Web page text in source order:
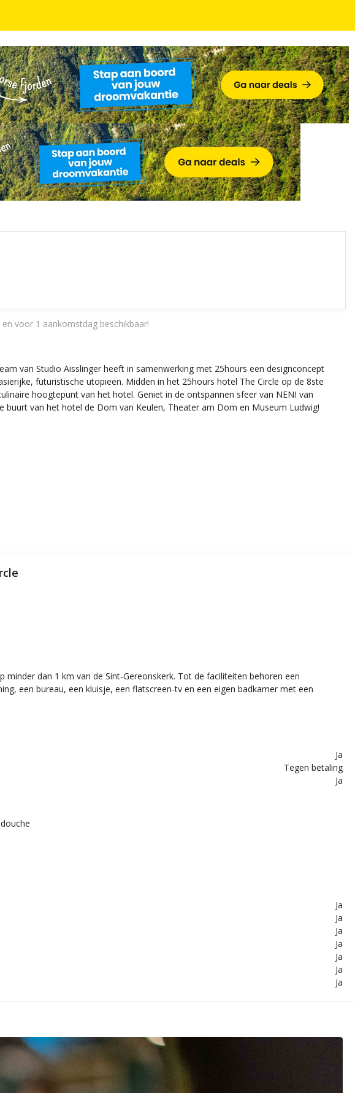
voor 1 aankomstdag beschikbaar!
van Studio Aisslinger heeft in samenwerking met 25hours een designconcept
futuristische utopieën. Midden in het 25hours hotel The Circle op de 8ste
hoogtepunt van het hotel. Geniet in de ontspannen sfeer van NENI van
buurt van het hotel de Dom van Keulen, Theater am Dom en Museum Ludwig!
dan 1 km van de Sint-Gereonskerk. Tot de faciliteiten behoren een
een bureau, een kluisje, een flatscreen-tv en een eigen badkamer met een
Ja
Tegen betaling
Ja
Ja
Ja
Ja
Ja
Ja
Ja
Ja